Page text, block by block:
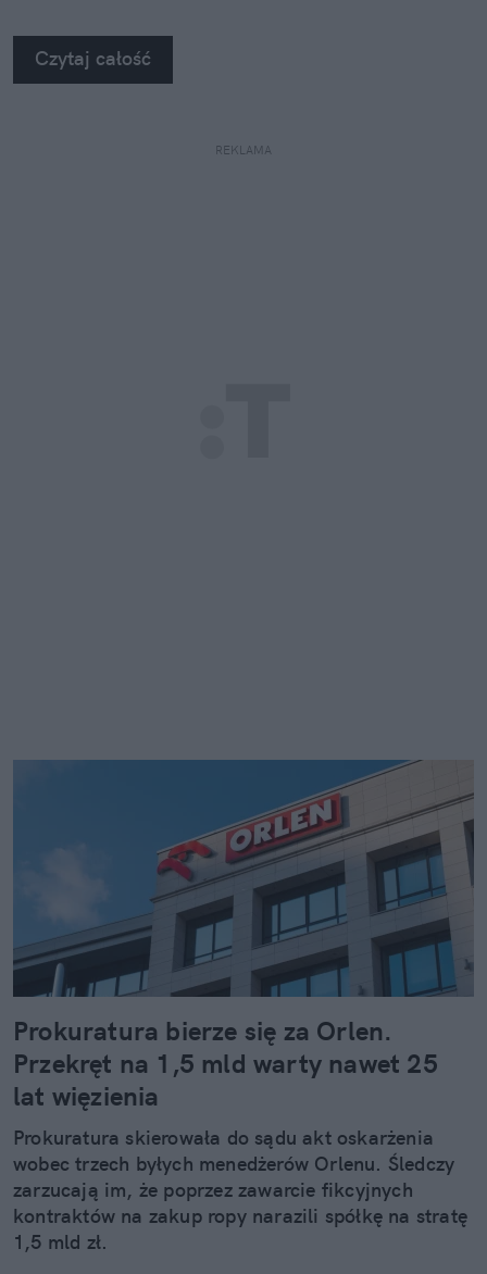
Czytaj całość
REKLAMA
Prokuratura bierze się za Orlen.
Przekręt na 1,5 mld warty nawet 25
lat więzienia
Prokuratura skierowała do sądu akt oskarżenia
wobec trzech byłych menedżerów Orlenu. Śledczy
zarzucają im, że poprzez zawarcie fikcyjnych
kontraktów na zakup ropy narazili spółkę na stratę
1,5 mld zł.